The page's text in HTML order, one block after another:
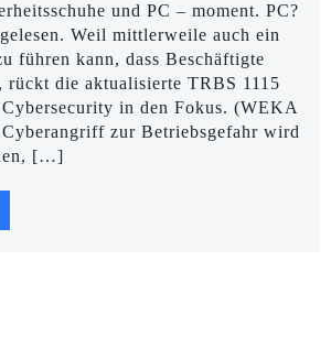
und PC – moment. PC?
Weil mittlerweile auch ein
führen kann, dass Beschäftigte
rückt die aktualisierte TRBS 1115
in den Fokus. (WEKA
zur Betriebsgefahr wird
[…]